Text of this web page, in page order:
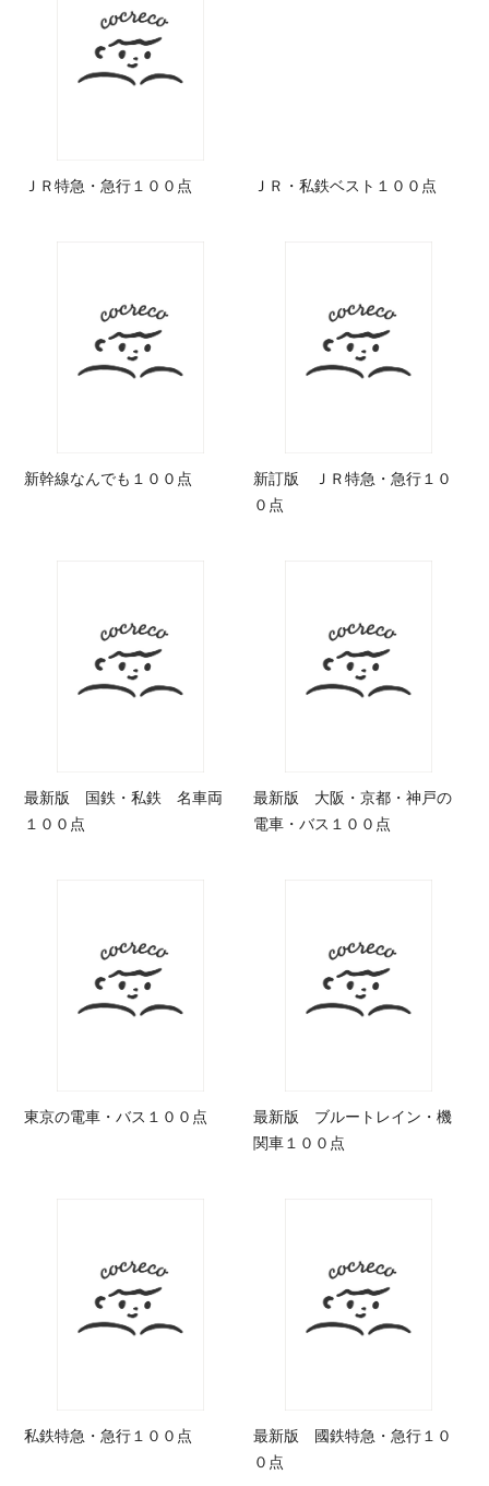
ＪＲ特急・急行１００点 ＪＲ・私鉄ベスト１００点
新幹線なんでも１００点
新訂版 ＪＲ特急・急行１０
０点
最新版 国鉄・私鉄 名車両
１００点
最新版 大阪・京都・神戸の
電車・バス１００点
東京の電車・バス１００点
最新版 ブルートレイン・機
関車１００点
私鉄特急・急行１００点
最新版 國鉄特急・急行１０
０点